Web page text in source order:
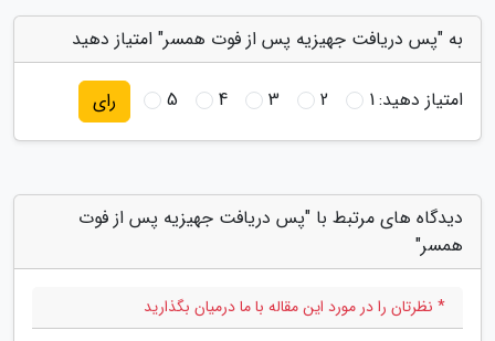
به "پس دریافت جهیزیه پس از فوت همسر" امتیاز دهید
امتیاز دهید:1
2
3
4
5 رای
دیدگاه های مرتبط با "پس دریافت جهیزیه پس از فوت
همسر"
* نظرتان را در مورد این مقاله با ما درمیان بگذارید